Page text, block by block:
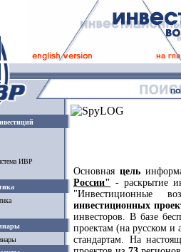
ИВР
Основная цель
России" - раскрытие
"Инвестиционные
инвестиционных
инвесторов. В базе
проектам (на русском
стандартам. На